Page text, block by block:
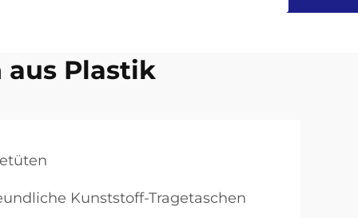
Plastik
Kunststoff-Tragetaschen